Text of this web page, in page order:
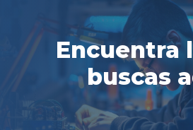
Encuentra
buscas